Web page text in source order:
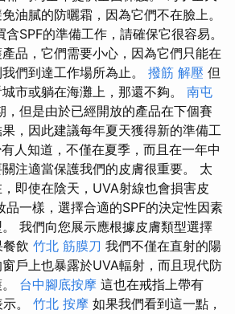
油膩的防曬霜，因為它們不在臉上。
含SPF的準備工作，請確保它很容易。
品，它們需要小心，因為它們只能在
們到達工作場所為止。 撥筋 解壓 但
市或躺在海灘上，那還不夠。 南屯
，但是由於已經開放的產品在下個賽
，因此建議每年夏天獲得新的準備工
人知道，不僅在夏季，而且在一年中
注適當保護我們的皮膚很重要。 太
即使在陰天，UVA射線也會損害皮
品一樣，選擇合適的SPF的決定性因素
我們向您展示應根據皮膚類型選擇
飲 竹北 筋膜刀 我們不僅在直射的陽
戶上也暴露於UVA輻射，而且現代防
台中腳底按摩 這也在戒指上帶有
。 竹北 按摩 如果我們看到這一點，